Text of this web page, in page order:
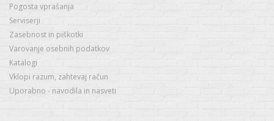
Pogosta vprašanja
Serviserji
Zasebnost in piškotki
Varovanje osebnih podatkov
Katalogi
Vklopi razum, zahtevaj račun
Uporabno - navodila in nasveti